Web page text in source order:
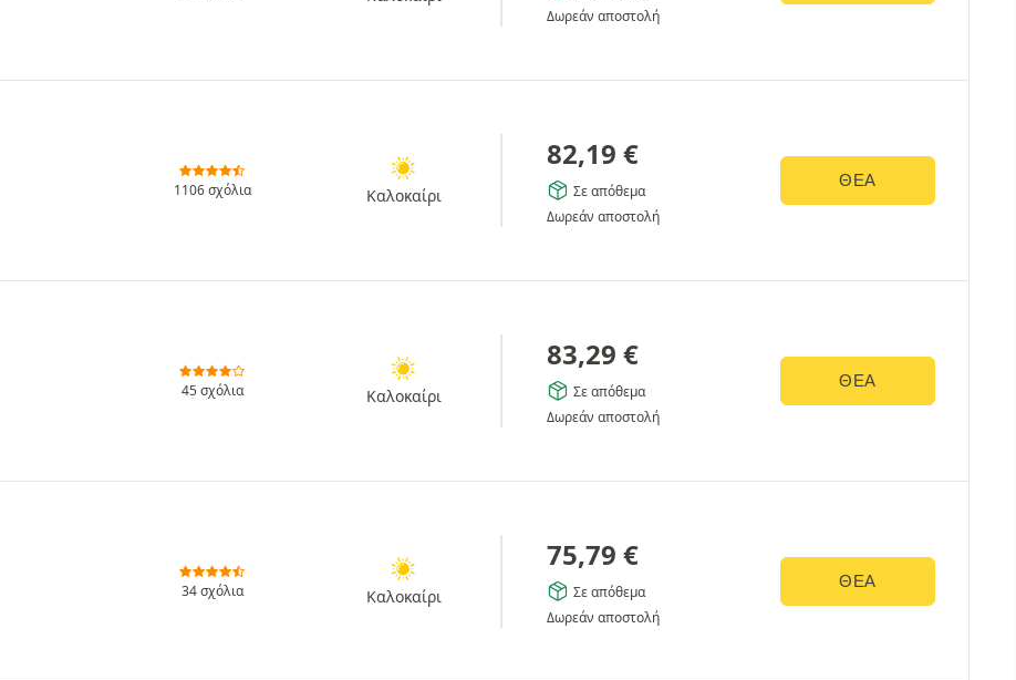
Δωρεάν αποστολή
1106 σχόλια Καλοκαίρι
82,19 €
Σε απόθεμα
Δωρεάν αποστολή
ΘΈΑ
45 σχόλια Καλοκαίρι
83,29 €
Σε απόθεμα
Δωρεάν αποστολή
ΘΈΑ
34 σχόλια Καλοκαίρι
75,79 €
Σε απόθεμα
Δωρεάν αποστολή
ΘΈΑ